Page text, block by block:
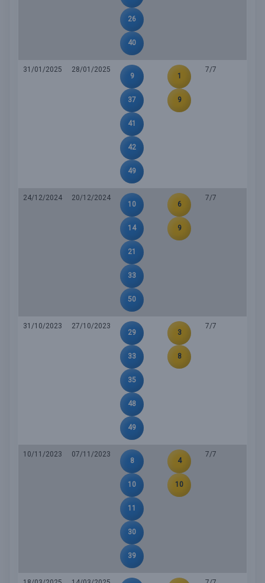
26
40
31/01/2025
28/01/2025
9
37
41
42
49
1
9
7/7
24/12/2024
20/12/2024
10
14
21
33
50
6
9
7/7
31/10/2023
27/10/2023
29
33
35
48
49
3
8
7/7
10/11/2023
07/11/2023
8
10
11
30
39
4
10
7/7